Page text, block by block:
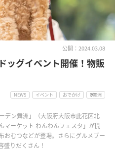
公開：2024.03.08
ッグイベント開催！物販
NEWS イベント おでかけ 舞洲
デン舞洲」（大阪府大阪市此花区北
マーケット わんわんフェスタ」が開
おむつなどが登場。さらにグルメブー
盛りだくさん！